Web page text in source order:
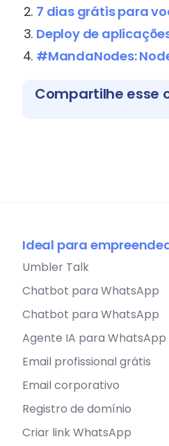
7 dias grátis para
Deploy de
#MandaNodes:
Compartilhe esse
Ideal para
Umbler Talk
Chatbot para WhatsApp
Chatbot para WhatsApp
Agente IA para WhatsApp
Email profissional grátis
Email corporativo
Registro de domínio
Criar link WhatsApp